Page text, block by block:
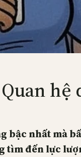
hệ
bậc nhất mà
đến lực